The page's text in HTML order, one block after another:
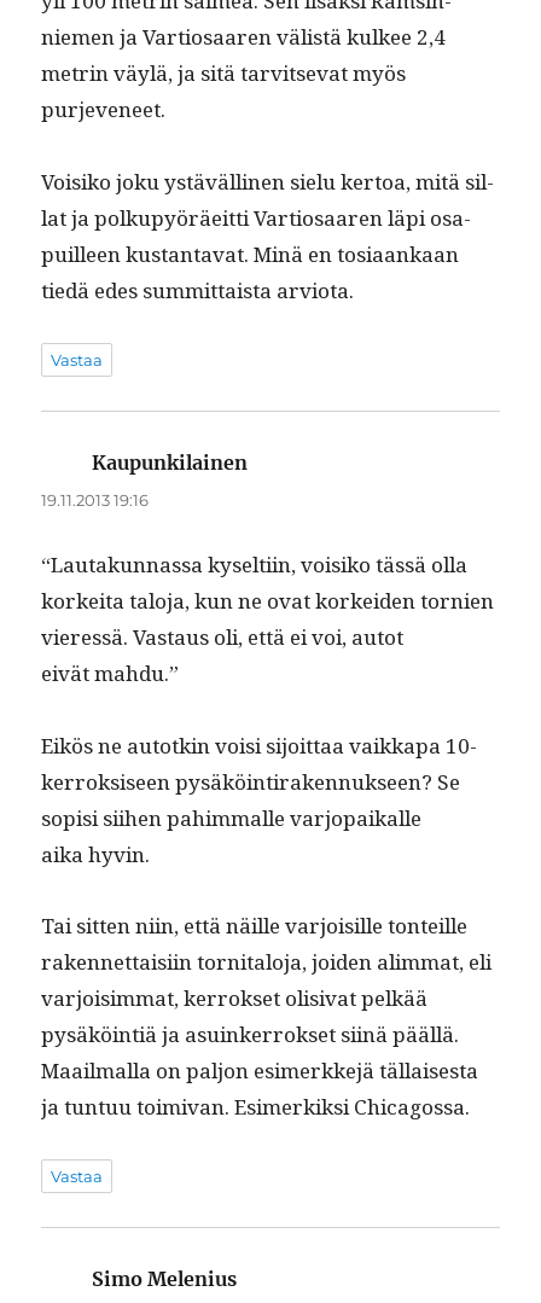
niemen ja Var­tiosaaren välistä kul­kee 2,4
metrin väylä, ja sitä tarvit­se­vat myös
purjeveneet.
Voisiko joku ystävälli­nen sielu ker­toa, mitä sil­
lat ja polkupyöräeit­ti Var­tiosaaren läpi osa­
puilleen kus­tan­ta­vat. Minä en tosi­aankaan
tiedä edes sum­mit­taista arviota.
Vastaa
Kaupunkilainen
19.11.2013 19:16
“Lau­takun­nas­sa kyselti­in, voisiko tässä olla
korkei­ta talo­ja, kun ne ovat korkei­den tornien
vier­essä. Vas­taus oli, että ei voi, autot
eivät mahdu.”
Eikös ne autotkin voisi sijoit­taa vaikka­pa 10-
ker­roksiseen pysäköin­ti­raken­nuk­seen? Se
sopisi siihen pahim­malle var­jopaikalle
aika hyvin.
Tai sit­ten niin, että näille var­joisille ton­teille
raken­net­taisi­in tor­ni­talo­ja, joiden alim­mat, eli
var­joisim­mat, ker­rokset oli­si­vat pelkää
pysäköin­tiä ja asuinker­rokset siinä pääl­lä.
Maail­mal­la on paljon esimerkke­jä täl­lais­es­ta
ja tun­tuu toimi­van. Esimerkik­si Chicagossa.
Vastaa
Simo Melenius